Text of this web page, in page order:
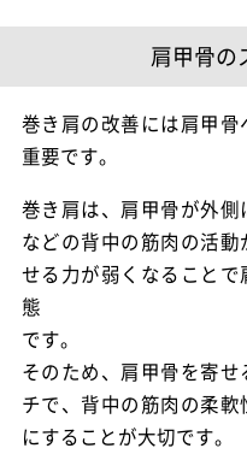
肩甲骨の
巻き肩の改善には肩甲
重要です。
巻き肩は、肩甲骨が外
などの背中の筋肉の活
せる力が弱くなること
態
です。
そのため、肩甲骨を寄
チで、背中の筋肉の柔
にすることが大切です。